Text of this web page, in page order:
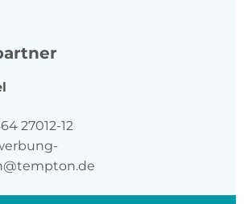
27012-12